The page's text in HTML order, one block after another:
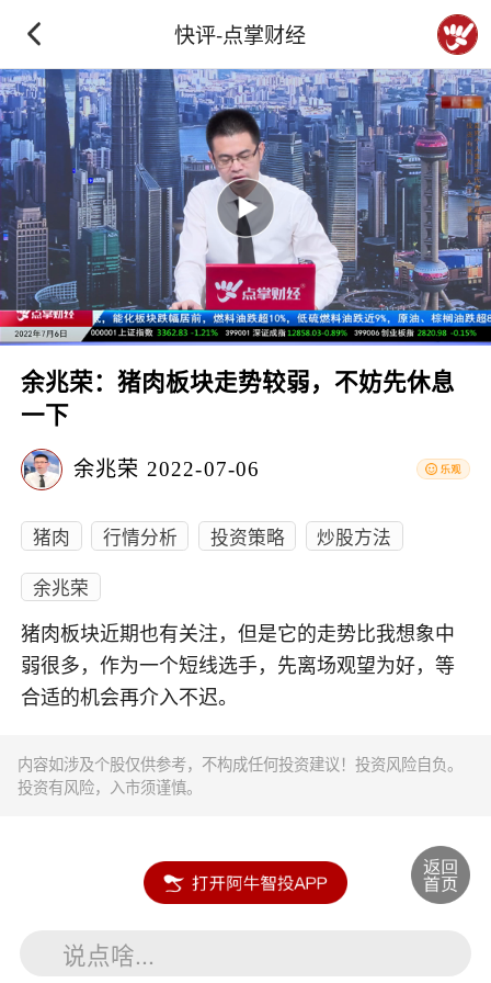
快评-点掌财经
余兆荣：猪肉板块走势较弱，不妨先休息
一下
余兆荣 2022-07-06
猪肉 行情分析 投资策略
炒股方法
余兆荣
猪肉板块近期也有关注，但是它的走势比我想象中
弱很多，作为一个短线选手，先离场观望为好，等
合适的机会再介入不迟。
内容如涉及个股仅供参考，不构成任何投资建议！投资风险自负。
投资有风险，入市须谨慎。
说点啥...